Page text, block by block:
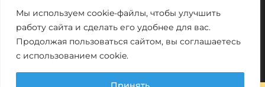
Мы используем cookie-файлы, чтобы улучшить
работу сайта и сделать его удобнее для вас.
Продолжая пользоваться сайтом, вы соглашаетесь
с использованием cookie.
Политика конфиденциальности
Мощно и креативно отMonstro-studio